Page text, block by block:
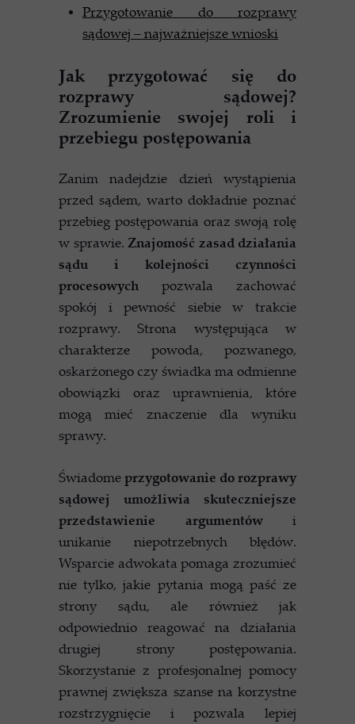
Przygotowanie do rozprawy
sądowej – najważniejsze wnioski
Jak przygotować się do
rozprawy sądowej?
Zrozumienie swojej roli i
przebiegu postępowania
Zanim nadejdzie dzień wystąpienia
przed sądem, warto dokładnie poznać
przebieg postępowania oraz swoją rolę
w sprawie. Znajomość zasad działania
sądu i kolejności czynności
procesowych pozwala zachować
spokój i pewność siebie w trakcie
rozprawy. Strona występująca w
charakterze powoda, pozwanego,
oskarżonego czy świadka ma odmienne
obowiązki oraz uprawnienia, które
mogą mieć znaczenie dla wyniku
sprawy.
Świadomeprzygotowanie do rozprawy
sądowej umożliwia skuteczniejsze
przedstawienie argumentówi
unikanie niepotrzebnych błędów.
Wsparcie adwokata pomaga zrozumieć
nie tylko, jakie pytania mogą paść ze
strony sądu, ale również jak
odpowiednio reagować na działania
drugiej strony postępowania.
Skorzystanie z profesjonalnej pomocy
prawnej zwiększa szanse na korzystne
rozstrzygnięcie i pozwala lepiej